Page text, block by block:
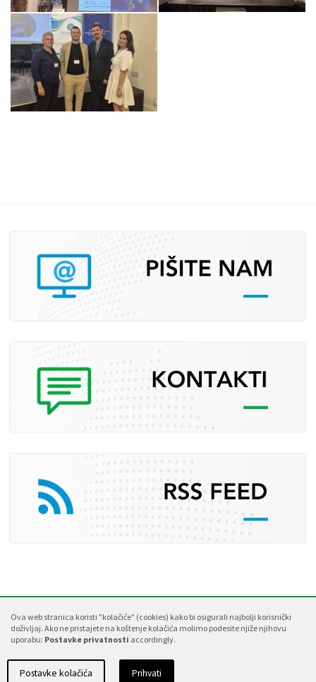
Ova web stranica koristi "kolačiće" (cookies) kako bi osigurali najbolji korisnički
doživljaj. Ako ne pristajete na koštenje kolačića molimo podesite njiže njihovu
uporabu: Postavke privatnosti accordingly.
Postavke kolačića Prihvati
Postavke privatnosti / Izjava o pristupačnosti
Copyrights © 2020 Istarska županija